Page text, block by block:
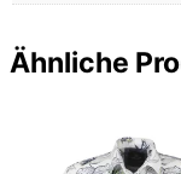
Ähnliche